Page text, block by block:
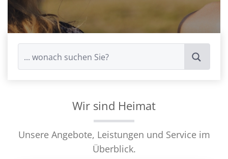
Wir sind Heimat
Unsere Angebote, Leistungen und Service im
Überblick.